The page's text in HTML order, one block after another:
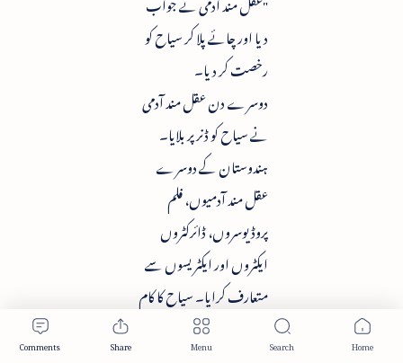
دیا اور چائے پلا کر سیاح کو
رخصت کر دیا۔
دوسرے دن عقل مند آدمی
نے سیاح کو ڈنر پر بلایا۔
ہندوستان کے دوسرے
عقل مند آدمیوں، فلم
پروڈیوسروں، ڈائرکٹروں
ایکٹروں اور ایکٹریسوں سے
متعارف کرایا۔ سیاح کا کام
بتایا۔ اس کی کامیابی پر لوگوں